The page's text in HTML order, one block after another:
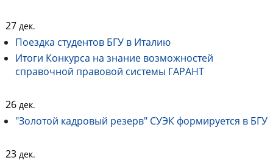
27 дек.
Поездка студентов БГУ в Италию
Итоги Конкурса на знание возможностей
справочной правовой системы ГАРАНТ
26 дек.
"Золотой кадровый резерв" СУЭК формируется в БГУ
23 дек.